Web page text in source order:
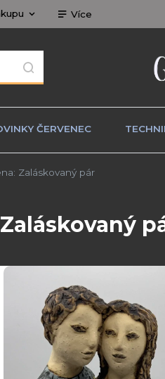
Více
ČERVENEC
Zaláskovaný pár